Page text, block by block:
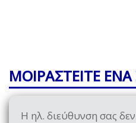
ΜΟΙΡΑΣΤΕΙΤΕ
Η ηλ. διεύθυνση σας